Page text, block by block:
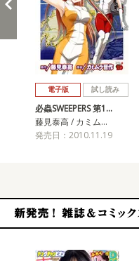
電子版 試し読み
必蟲SWEEPERS 第1…
藤見泰高 / カミム…
発売日：2010.11.19